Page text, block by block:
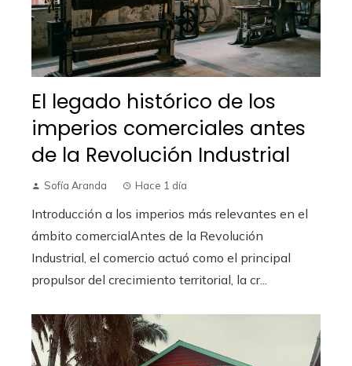
El legado histórico de los
imperios comerciales antes
de la Revolución Industrial
Sofía Aranda Hace 1 día
Introducción a los imperios más relevantes en el
ámbito comercialAntes de la Revolución
Industrial, el comercio actuó como el principal
propulsor del crecimiento territorial, la cr...